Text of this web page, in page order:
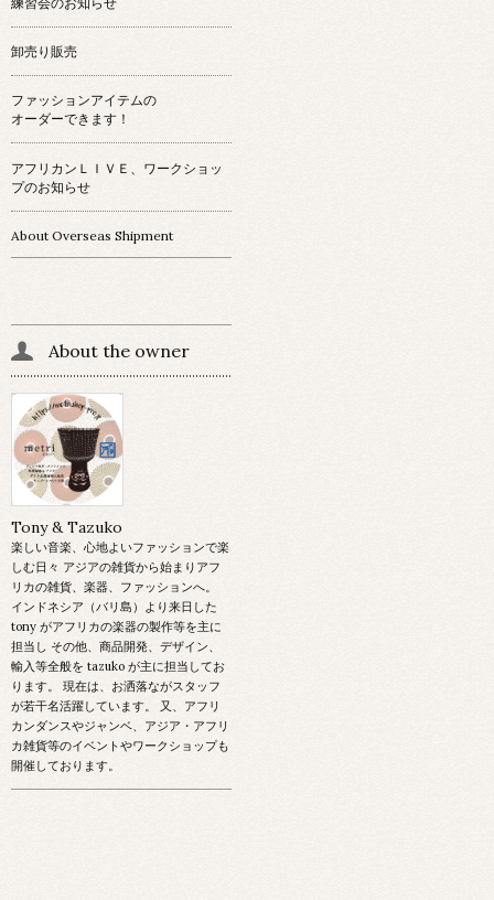
卸売り販売
ファッションアイテムの
オーダーできます！
アフリカンＬＩＶＥ、ワークショッ
プのお知らせ
About Overseas Shipment
About the owner
Tony & Tazuko
楽しい音楽、心地よいファッションで楽
しむ日々 アジアの雑貨から始まりアフ
リカの雑貨、楽器、ファッションへ。
インドネシア（バリ島）より来日した
tony がアフリカの楽器の製作等を主に
担当し その他、商品開発、デザイン、
輸入等全般を tazuko が主に担当してお
ります。 現在は、お洒落ながスタッフ
が若干名活躍しています。 又、アフリ
カンダンスやジャンベ、アジア・アフリ
カ雑貨等のイベントやワークショップも
開催しております。